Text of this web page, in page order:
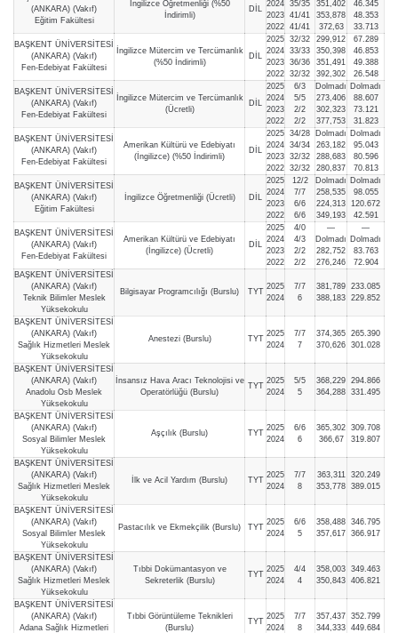
(ANKARA) (Vakıf)
Eğitim Fakültesi
İngilizce Öğretmenliği (%50
İndirimli)
DİL
2024
2023
2022
35/35
41/41
41/41
351,402
353,878
372,63
46.345
48.353
33.713
BAŞKENT ÜNİVERSİTESİ
(ANKARA) (Vakıf)
Fen-Edebiyat Fakültesi
İngilizce Mütercim ve Tercümanlık
(%50 İndirimli)
DİL
2025
2024
2023
2022
32/32
33/33
36/36
32/32
299,912
350,398
351,491
392,302
67.289
46.853
49.388
26.548
BAŞKENT ÜNİVERSİTESİ
(ANKARA) (Vakıf)
Fen-Edebiyat Fakültesi
İngilizce Mütercim ve Tercümanlık
(Ücretli)
DİL
2025
2024
2023
2022
6/3
5/5
2/2
2/2
Dolmadı
273,406
302,323
377,753
Dolmadı
88.607
73.121
31.823
BAŞKENT ÜNİVERSİTESİ
(ANKARA) (Vakıf)
Fen-Edebiyat Fakültesi
Amerikan Kültürü ve Edebiyatı
(İngilizce) (%50 İndirimli)
DİL
2025
2024
2023
2022
34/28
34/34
32/32
32/32
Dolmadı
263,182
288,683
280,837
Dolmadı
95.043
80.596
70.813
BAŞKENT ÜNİVERSİTESİ
(ANKARA) (Vakıf)
Eğitim Fakültesi
İngilizce Öğretmenliği (Ücretli) DİL
2025
2024
2023
2022
12/2
7/7
6/6
6/6
Dolmadı
258,535
224,313
349,193
Dolmadı
98.055
120.672
42.591
BAŞKENT ÜNİVERSİTESİ
(ANKARA) (Vakıf)
Fen-Edebiyat Fakültesi
Amerikan Kültürü ve Edebiyatı
(İngilizce) (Ücretli)
DİL
2025
2024
2023
2022
4/0
4/3
2/2
2/2
—
Dolmadı
282,752
276,246
—
Dolmadı
83.763
72.904
BAŞKENT ÜNİVERSİTESİ
(ANKARA) (Vakıf)
Teknik Bilimler Meslek
Yüksekokulu
Bilgisayar Programcılığı (Burslu) TYT
2025
2024
7/7
6
381,789
388,183
233.085
229.852
BAŞKENT ÜNİVERSİTESİ
(ANKARA) (Vakıf)
Sağlık Hizmetleri Meslek
Yüksekokulu
Anestezi (Burslu) TYT
2025
2024
7/7
7
374,365
370,626
265.390
301.028
BAŞKENT ÜNİVERSİTESİ
(ANKARA) (Vakıf)
Anadolu Osb Meslek
Yüksekokulu
İnsansız Hava Aracı Teknolojisi ve
Operatörlüğü (Burslu)
TYT
2025
2024
5/5
5
368,229
364,288
294.866
331.495
BAŞKENT ÜNİVERSİTESİ
(ANKARA) (Vakıf)
Sosyal Bilimler Meslek
Yüksekokulu
Aşçılık (Burslu) TYT
2025
2024
6/6
6
365,302
366,67
309.708
319.807
BAŞKENT ÜNİVERSİTESİ
(ANKARA) (Vakıf)
Sağlık Hizmetleri Meslek
Yüksekokulu
İlk ve Acil Yardım (Burslu) TYT
2025
2024
7/7
8
363,311
353,778
320.249
389.015
BAŞKENT ÜNİVERSİTESİ
(ANKARA) (Vakıf)
Sosyal Bilimler Meslek
Yüksekokulu
Pastacılık ve Ekmekçilik (Burslu) TYT
2025
2024
6/6
5
358,488
357,617
346.795
366.917
BAŞKENT ÜNİVERSİTESİ
(ANKARA) (Vakıf)
Sağlık Hizmetleri Meslek
Yüksekokulu
Tıbbi Dokümantasyon ve
Sekreterlik (Burslu)
TYT
2025
2024
4/4
4
358,003
350,843
349.463
406.821
BAŞKENT ÜNİVERSİTESİ
(ANKARA) (Vakıf)
Adana Sağlık Hizmetleri
Tıbbi Görüntüleme Teknikleri
(Burslu)
TYT
2025
2024
7/7
8
357,437
344,333
352.799
449.684